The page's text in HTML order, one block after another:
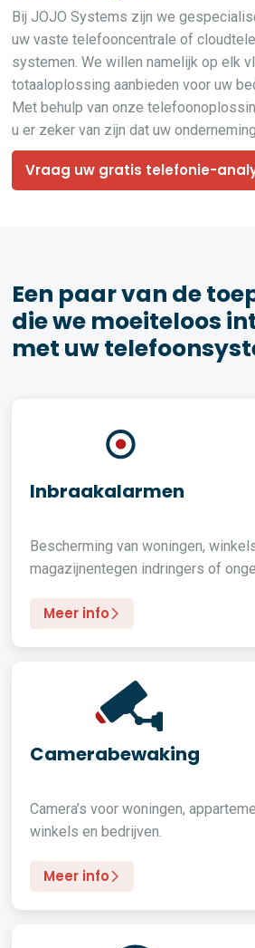
Bij JOJO Systems zijn we
uw vaste telefooncentrale of
systemen. We willen namelijk op elk
totaaloplossing aanbieden voor uw
Met behulp van onze
u er zeker van zijn dat uw
Vraag uw gratis telefonie-
Een paar van de
die we moeiteloos
met uw
Inbraakalarmen
Bescherming van woningen,
magazijnentegen indringers of
Meer info
Camerabewaking
Camera’s voor woningen,
winkels en bedrijven.
Meer info